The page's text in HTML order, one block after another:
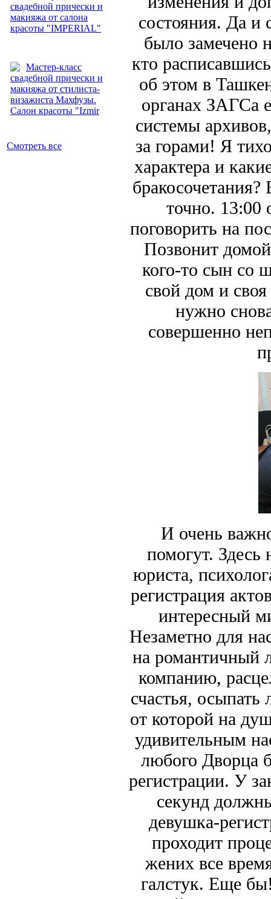
свадебной прически и
макияжа от салона
красоты "IMPERIAL"
Мастер-класс
свадебной прически и
макияжа от стилиста-
визажиста Махфузы.
Салон красоты "Izmir
Смотреть все
состояния. Да и
было замечено
кто
об этом в
органах ЗАГСа
системы
за горами! Я
характера и
точно. 13:00
поговорить на
Позвонит домой
кого-то сын со
свой дом и
нужно
совершенно
И очень
помогут.
юриста,
регистрация
интересный
Незаметно для
на романтичный
компанию,
счастья,
от которой на
удивительным
любого Дворца
регистрации. У
секунд
девушка-
проходит
жених все
галстук. Еще бы!